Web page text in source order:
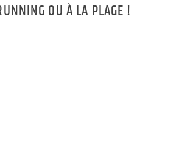
OU À LA PLAGE !